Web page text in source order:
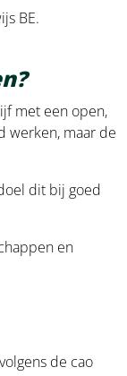
BE.
met een open,
werken, maar de
dit bij goed
en
de cao